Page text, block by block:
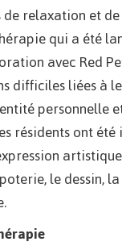
relaxation et
qui a été
avec Red
difficiles liées à
personnelle
résidents ont
le dessin,